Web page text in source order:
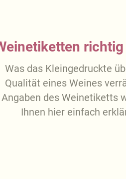
richtig
Was das Kleingedruckte
Qualität eines Weines
Angaben des Weinetiketts
Ihnen hier einfach